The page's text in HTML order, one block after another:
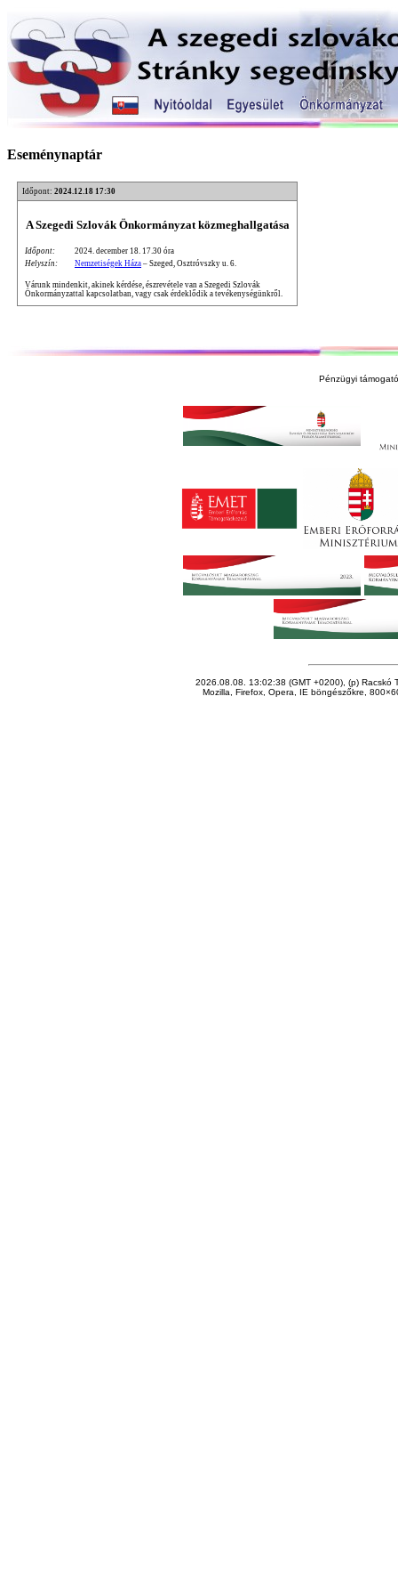
Eseménynaptár
Időpont: 2024.12.18 17:30
A Szegedi Szlovák Önkormányzat közmeghallgatása
Időpont:
2024. december 18. 17.30 óra
Helyszín:
Nemzetiségek Háza – Szeged, Osztróvszky u. 6.
Várunk mindenkit, akinek kérdése, észrevétele van a Szegedi Szlovák
Önkormányzattal kapcsolatban, vagy csak érdeklődik a tevékenységünkről.
Pénzügyi
2026.08.08. 13:02:38 (GMT +0200), (p) Racskó
Mozilla, Firefox, Opera, IE böngészőkre,